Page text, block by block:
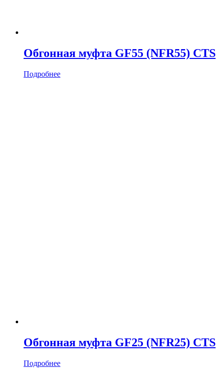
Обгонная муфта GF55 (NFR55) CTS
Подробнее
Обгонная муфта GF25 (NFR25) CTS
Подробнее